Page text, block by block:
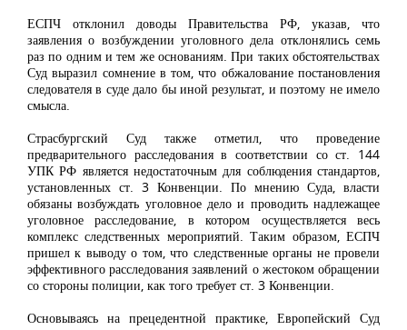
ЕСПЧ отклонил доводы Правительства РФ, указав, что
заявления о возбуждении уголовного дела отклонялись семь
раз по одним и тем же основаниям. При таких обстоятельствах
Суд выразил сомнение в том, что обжалование постановления
следователя в суде дало бы иной результат, и поэтому не имело
смысла.
Страсбургский Суд также отметил, что проведение
предварительного расследования в соответствии со ст. 144
УПК РФ является недостаточным для соблюдения стандартов,
установленных ст. 3 Конвенции. По мнению Суда, власти
обязаны возбуждать уголовное дело и проводить надлежащее
уголовное расследование, в котором осуществляется весь
комплекс следственных мероприятий. Таким образом, ЕСПЧ
пришел к выводу о том, что следственные органы не провели
эффективного расследования заявлений о жестоком обращении
со стороны полиции, как того требует ст. 3 Конвенции.
Основываясь на прецедентной практике, Европейский Суд